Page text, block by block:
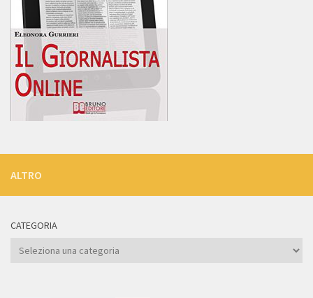
ALTRO
CATEGORIA
Categoria